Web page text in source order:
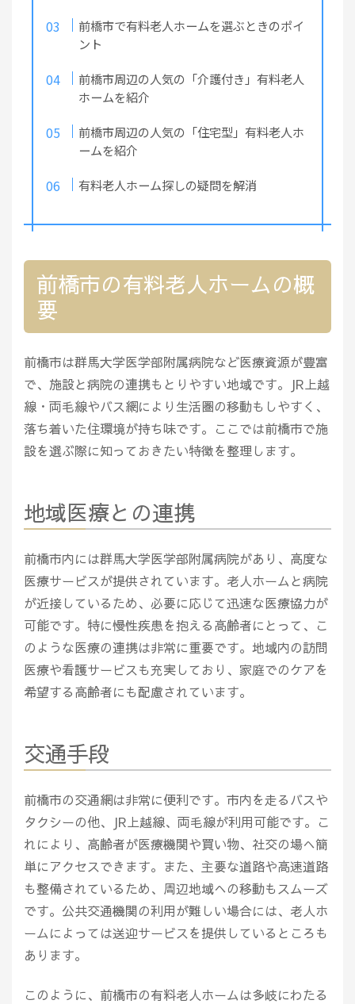
前橋市で有料老人ホームを選ぶときのポイ
ント
前橋市周辺の人気の「介護付き」有料老人
ホームを紹介
前橋市周辺の人気の「住宅型」有料老人ホ
ームを紹介
有料老人ホーム探しの疑問を解消
前橋市の有料老人ホームの概
要
前橋市は群馬大学医学部附属病院など医療資源が豊富
で、施設と病院の連携もとりやすい地域です。JR上越
線・両毛線やバス網により生活圏の移動もしやすく、
落ち着いた住環境が持ち味です。ここでは前橋市で施
設を選ぶ際に知っておきたい特徴を整理します。
地域医療との連携
前橋市内には群馬大学医学部附属病院があり、高度な
医療サービスが提供されています。老人ホームと病院
が近接しているため、必要に応じて迅速な医療協力が
可能です。特に慢性疾患を抱える高齢者にとって、こ
のような医療の連携は非常に重要です。地域内の訪問
医療や看護サービスも充実しており、家庭でのケアを
希望する高齢者にも配慮されています。
交通手段
前橋市の交通網は非常に便利です。市内を走るバスや
タクシーの他、JR上越線、両毛線が利用可能です。こ
れにより、高齢者が医療機関や買い物、社交の場へ簡
単にアクセスできます。また、主要な道路や高速道路
も整備されているため、周辺地域への移動もスムーズ
です。公共交通機関の利用が難しい場合には、老人ホ
ームによっては送迎サービスを提供しているところも
あります。
このように、前橋市の有料老人ホームは多岐にわたる